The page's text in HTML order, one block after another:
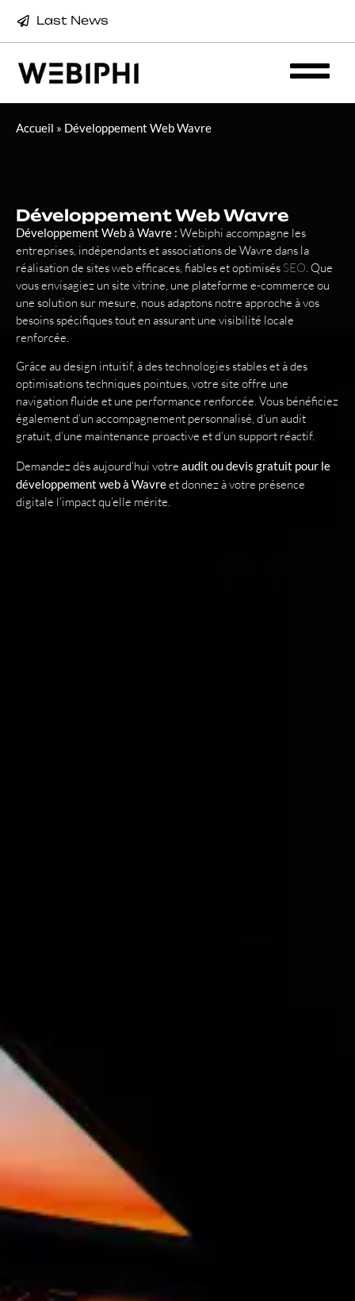
Last News
Accueil » Développement Web Wavre
Développement Web Wavre
Développement Web à Wavre : Webiphi accompagne les
entreprises, indépendants et associations de Wavre dans la
réalisation de sites web efficaces, fiables et optimisés SEO. Que
vous envisagiez un site vitrine, une plateforme e-commerce ou
une solution sur mesure, nous adaptons notre approche à vos
besoins spécifiques tout en assurant une visibilité locale
renforcée.
Grâce au design intuitif, à des technologies stables et à des
optimisations techniques pointues, votre site offre une
navigation fluide et une performance renforcée. Vous bénéficiez
également d’un accompagnement personnalisé, d’un audit
gratuit, d’une maintenance proactive et d’un support réactif.
Demandez dès aujourd’hui votre audit ou devis gratuit pour le
développement web à Wavreet donnez à votre présence
digitale l’impact qu’elle mérite.